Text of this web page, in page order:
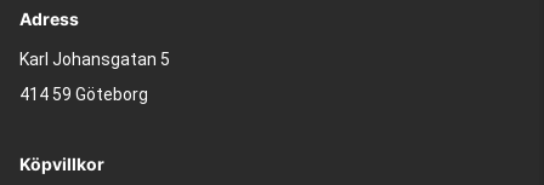
Adress
Karl Johansgatan 5
414 59 Göteborg
Köpvillkor